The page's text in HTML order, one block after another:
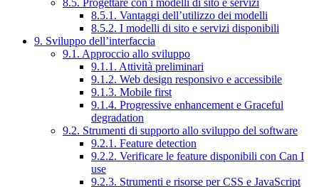
8.5.1. Vantaggi dell’utilizzo dei modelli
8.5.2. I modelli di sito e servizi disponibili
9. Sviluppo dell’interfaccia
9.1. Approccio allo sviluppo
9.1.1. Attività preliminari
9.1.2. Web design responsivo e accessibile
9.1.3. Mobile first
9.1.4. Progressive enhancement e Graceful
degradation
9.2. Strumenti di supporto allo sviluppo del software
9.2.1. Feature detection
9.2.2. Verificare le feature disponibili con Can I
use
9.2.3. Strumenti e risorse per CSS e JavaScript